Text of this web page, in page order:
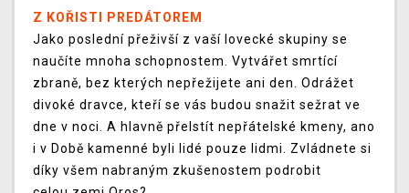
Z KOŘISTI PREDÁTOREM
Jako poslední přeživší z vaší lovecké skupiny se
naučíte mnoha schopnostem. Vytvářet smrtící
zbraně, bez kterých nepřežijete ani den. Odrážet
divoké dravce, kteří se vás budou snažit sežrat ve
dne v noci. A hlavně přelstít nepřátelské kmeny, ano
i v Době kamenné byli lidé pouze lidmi. Zvládnete si
díky všem nabraným zkušenostem podrobit